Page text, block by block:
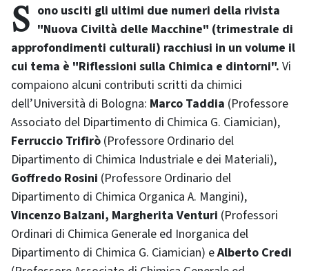
Sono usciti gli ultimi due numeri della rivista "Nuova Civiltà delle Macchine" (trimestrale di
approfondimenti culturali) racchiusi in un volume il
cui tema è "Riflessioni sulla Chimica e dintorni". Vi
compaiono alcuni contributi scritti da chimici
dell’Università di Bologna: Marco Taddia (Professore
Associato del Dipartimento di Chimica G. Ciamician),
Ferruccio Trifirò (Professore Ordinario del
Dipartimento di Chimica Industriale e dei Materiali),
Goffredo Rosini (Professore Ordinario del
Dipartimento di Chimica Organica A. Mangini),
Vincenzo Balzani, Margherita Venturi (Professori
Ordinari di Chimica Generale ed Inorganica del
Dipartimento di Chimica G. Ciamician) eAlberto Credi